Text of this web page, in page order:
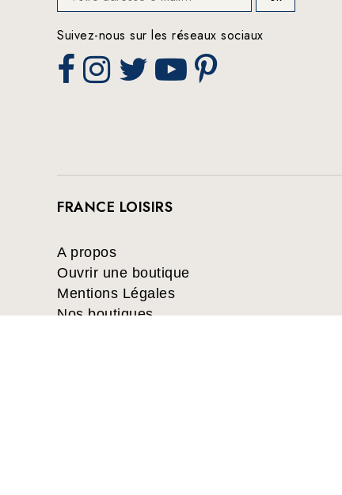
Suivez-nous sur les réseaux sociaux
FRANCE LOISIRS
A propos
Ouvrir une boutique
Mentions Légales
Nos boutiques